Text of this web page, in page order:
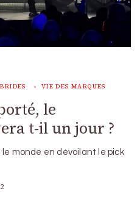
VIE DES MARQUES
le
t-il un jour ?
le monde en dévoilant le pick